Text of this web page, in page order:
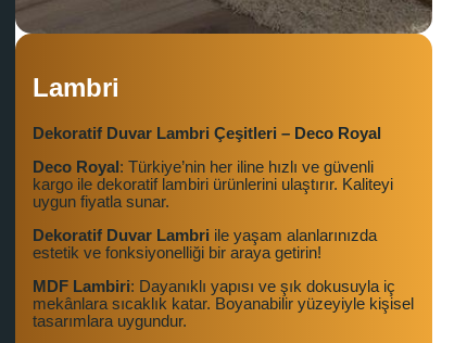
Lambri
Dekoratif Duvar Lambri Çeşitleri – Deco Royal
Deco Royal: Türkiye’nin her iline hızlı ve güvenli
kargo ile dekoratif lambiri ürünlerini ulaştırır. Kaliteyi
uygun fiyatla sunar.
Dekoratif Duvar Lambri ile yaşam alanlarınızda
estetik ve fonksiyonelliği bir araya getirin!
MDF Lambiri: Dayanıklı yapısı ve şık dokusuyla iç
mekânlara sıcaklık katar. Boyanabilir yüzeyiyle kişisel
tasarımlara uygundur.